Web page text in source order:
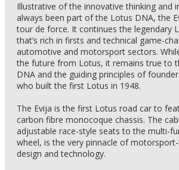
Illustrative of the innovative thinking and
always been part of the Lotus DNA, the
tour de force. It continues the legendary
that’s rich in firsts and technical game-
automotive and motorsport sectors.
the future from Lotus, it remains true to
DNA and the guiding principles of
who built the first Lotus in 1948.
The Evija is the first Lotus road car to
carbon fibre monocoque chassis. The
adjustable race-style seats to the multi-
wheel, is the very pinnacle of
design and technology.